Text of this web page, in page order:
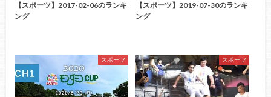
【スポーツ】2017-02-06のランキ
ング
【スポーツ】2019-07-30のランキ
ング
スポーツ スポーツ